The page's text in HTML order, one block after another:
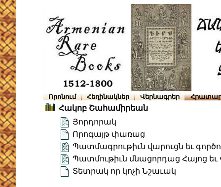
Որոնում Հեղինակներ Վերնագրեր
Հակոբ Շահամիրեան
Յորդորակ
Որոգայթ փառաց
Պատմագրութիւն վարուցն եւ
Պատմութիւն մնացորդաց Հայոց եւ
Տետրակ որ կոչի Նշաւակ